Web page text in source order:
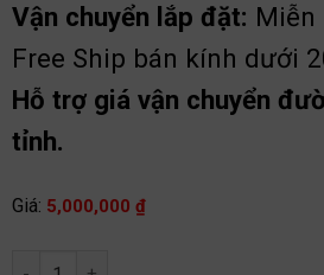
Vận chuyển lắp đặt: Miễn
Free Ship bán kính dưới
Hỗ trợ giá vận chuyển
tỉnh.
Giá: 5,000,000 ₫
Tủ bếp chữ I inox cánh kính TB35 số